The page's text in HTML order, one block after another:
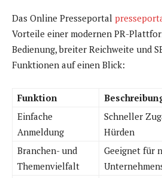
Das Online Presseportal
Vorteile einer modernen PR-
Bedienung, breiter Reichweite und
Funktionen auf einen Blick:
Funktion
Einfache
Anmeldung
Schneller
Hürden
Branchen- und
Themenvielfalt
Geeignet für